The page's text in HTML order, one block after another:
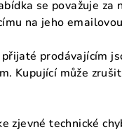
se považuje
na jeho
prodávajícím
Kupující může
zjevné technické